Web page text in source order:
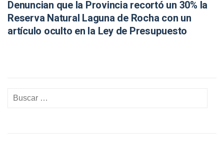
Denuncian que la Provincia recortó un 30% la
Reserva Natural Laguna de Rocha con un
artículo oculto en la Ley de Presupuesto